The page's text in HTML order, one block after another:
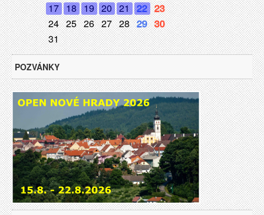
17 18 19 20 21 22 23
24 25 26 27 28 29 30
31
POZVÁNKY